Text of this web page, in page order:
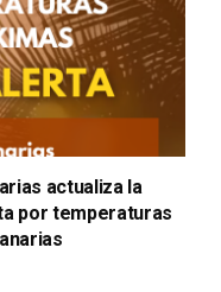
actualiza la
por temperaturas